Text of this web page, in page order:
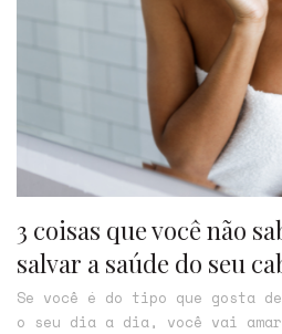
3 coisas que você não
salvar a saúde do seu
Se você é do tipo que gosta
o seu dia a dia, você vai